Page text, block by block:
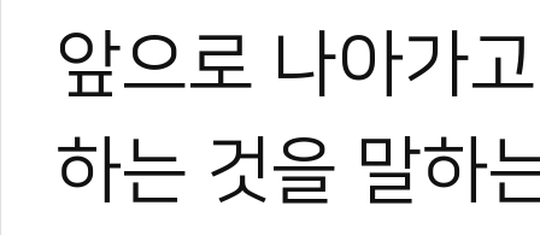
앞으로 나아가
하는 것을 말하
#대한태권도협회 #국기원 #무예도보통지 #기효신서 #무비지
#품새 #세계태권도연맹 #태권도진흥재단